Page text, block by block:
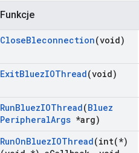
Funkcje
CloseBleconnection(void)
ExitBluezIOThread(void)
RunBluezIOThread(Bluez
PeripheralArgs *arg)
RunOnBluezIOThread(int(*)